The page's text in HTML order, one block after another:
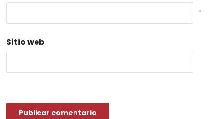
*
Sitio web